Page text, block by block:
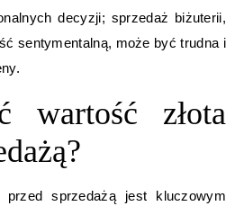
decyzji; sprzedaż biżuterii,
sentymentalną, może być trudna i
wartość złota
przed sprzedażą jest kluczowym